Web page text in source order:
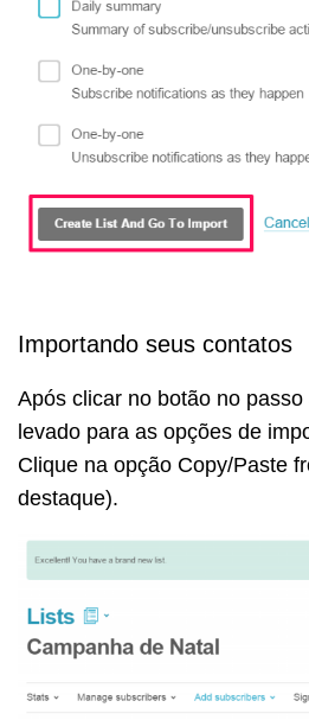
Importando seus contatos
Após clicar no botão no
levado para as opções de
Clique na opção Copy/Paste
destaque).